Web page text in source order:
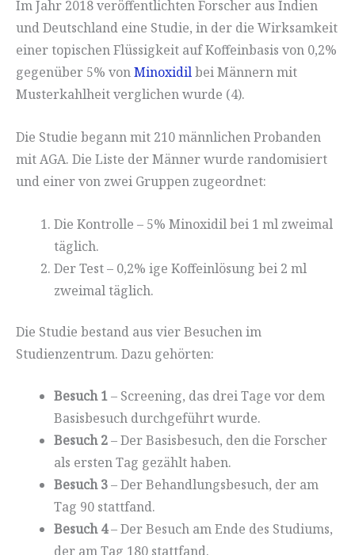
Im Jahr 2018 veröffentlichten Forscher aus Indien
und Deutschland eine Studie, in der die Wirksamkeit
einer topischen Flüssigkeit auf Koffeinbasis von 0,2%
gegenüber 5% vonMinoxidilbei Männern mit
Musterkahlheit verglichen wurde (4).
Die Studie begann mit 210 männlichen Probanden
mit AGA. Die Liste der Männer wurde randomisiert
und einer von zwei Gruppen zugeordnet:
Die Kontrolle – 5% Minoxidil bei 1 ml zweimal
täglich.
Der Test – 0,2% ige Koffeinlösung bei 2 ml
zweimal täglich.
Die Studie bestand aus vier Besuchen im
Studienzentrum. Dazu gehörten:
Besuch 1– Screening, das drei Tage vor dem
Basisbesuch durchgeführt wurde.
Besuch 2– Der Basisbesuch, den die Forscher
als ersten Tag gezählt haben.
Besuch 3– Der Behandlungsbesuch, der am
Tag 90 stattfand.
Besuch 4– Der Besuch am Ende des Studiums,
der am Tag 180 stattfand.